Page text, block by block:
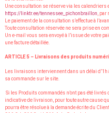
Une consultation se réserve via les calendriers
https://linktr.ee/tennessee_pichonbraillon ,
Le paiement de la consultation s’effectue à
Toute consultation réservée ne sera prise en
Un e-mail vous sera envoyé à l’issue de votre
une facture détaillée.
ARTICLE 5 – Livraisons des produits
Les livraisons interviennent dans un délai
sa commande sur le site.
Si les Produits commandés n’ont pas été
indicative de livraison, pour toute autre cause
pourra être résolue à la demande écrite du